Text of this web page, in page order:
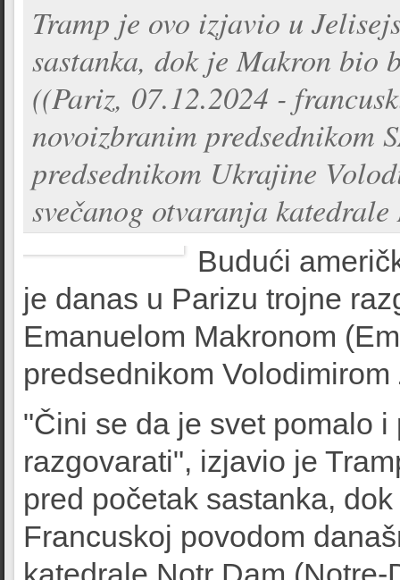
Tramp je ovo izjavio u
sastanka, dok je Makron bio
((Pariz, 07.12.2024 -
novoizbranim predsednikom
predsednikom Ukrajine
svečanog otvaranja
Budući
je danas u Parizu trojne
Emanuelom Makronom
predsednikom
"Čini se da je svet pomalo
razgovarati", izjavio je
pred početak sastanka,
Francuskoj povodom